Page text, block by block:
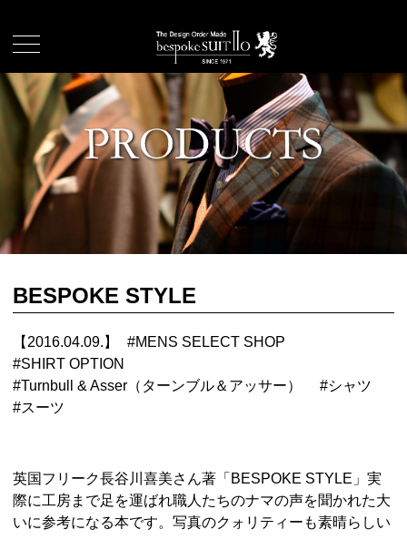
BESPOKE STYLE
【2016.04.09.】 #MENS SELECT SHOP
#SHIRT OPTION
#Turnbull & Asser（ターンブル＆アッサー） #シャツ
#スーツ
英国フリーク長谷川喜美さん著「BESPOKE STYLE」実
際に工房まで足を運ばれ職人たちのナマの声を聞かれた大
いに参考になる本です。写真のクォリティーも素晴らしい